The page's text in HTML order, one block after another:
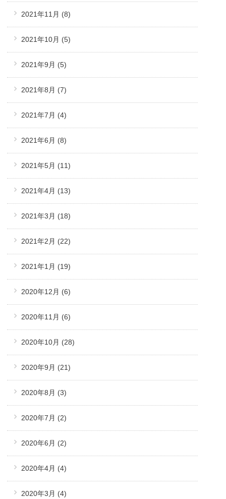
2021年11月 (8)
2021年10月 (5)
2021年9月 (5)
2021年8月 (7)
2021年7月 (4)
2021年6月 (8)
2021年5月 (11)
2021年4月 (13)
2021年3月 (18)
2021年2月 (22)
2021年1月 (19)
2020年12月 (6)
2020年11月 (6)
2020年10月 (28)
2020年9月 (21)
2020年8月 (3)
2020年7月 (2)
2020年6月 (2)
2020年4月 (4)
2020年3月 (4)